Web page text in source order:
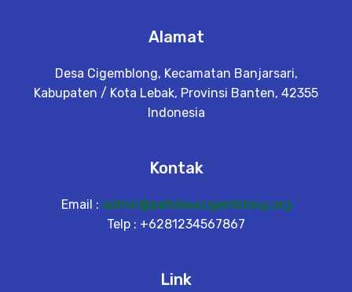
Alamat
Desa Cigemblong, Kecamatan Banjarsari,
Kabupaten / Kota Lebak, Provinsi Banten, 42355
Indonesia
Kontak
Email : admin@pafidesacigemblong.org
Telp : +6281234567867
Link